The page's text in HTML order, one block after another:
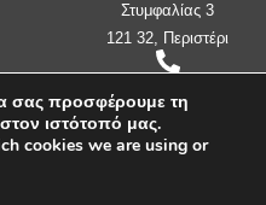
Στυμφαλίας 3
121 32, Περιστέρι
397
παντός δικαιώματος.
σας προσφέρουμε τη
ιστότοπό μας.
cookies we are using or